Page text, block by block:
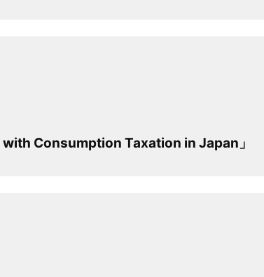
Consumption Taxation in Japan」